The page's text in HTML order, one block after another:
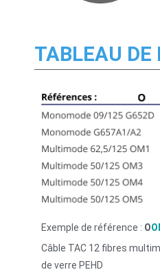
TABLEAU DE
Exemple de référence : O
Câble TAC 12 fibres
de verre PEHD